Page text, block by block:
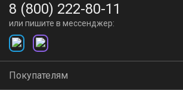
8 (800) 222-80-11
или пишите в мессенджер:
Покупателям